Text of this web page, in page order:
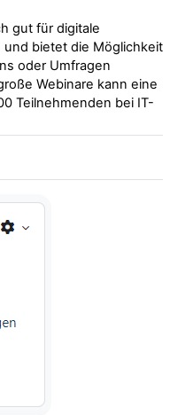
gut für digitale
bietet die Möglichkeit
oder Umfragen
Webinare kann eine
Teilnehmenden bei IT-